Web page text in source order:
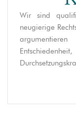
Wir sind
neugierige